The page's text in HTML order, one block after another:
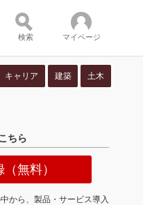
検索 マイページ
キャリア 建築 土木
ちら
無料）
から、製品・サービス導入